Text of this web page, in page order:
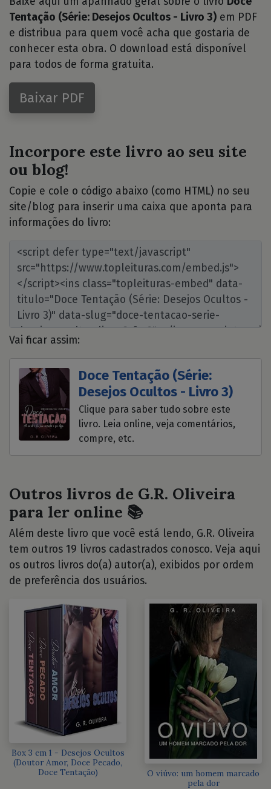
Tentação (Série: Desejos Ocultos - Livro 3) em PDF
e distribua para quem você acha que gostaria de
conhecer esta obra. O download está disponível
para todos de forma gratuita.
Baixar PDF
Incorpore este livro ao seu site
ou blog!
Copie e cole o código abaixo (como HTML) no seu
site/blog para inserir uma caixa que aponta para
informações do livro:
Vai ficar assim:
Doce Tentação (Série:
Desejos Ocultos - Livro 3)
Clique para saber tudo sobre este
livro. Leia online, veja comentários,
compre, etc.
Outros livros de G.R. Oliveira
para ler online 📚
Além deste livro que você está lendo, G.R. Oliveira
tem outros 19 livros cadastrados conosco. Veja aqui
os outros livros do(a) autor(a), exibidos por ordem
de preferência dos usuários.
Box 3 em 1 - Desejos Ocultos
(Doutor Amor, Doce Pecado,
Doce Tentação)
O viúvo: um homem marcado
pela dor